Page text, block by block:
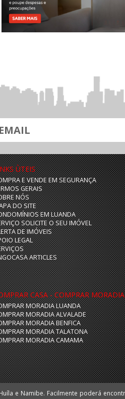
ÙTEIS
E VENDE EM SEGURANÇA
GERAIS
NÓS
DO SITE
EM LUANDA
SOLICITE O SEU IMÓVEL
DE IMÓVEIS
LEGAL
ARTICLES
CASA - COMPRAR MORADIA
MORADIA LUANDA
MORADIA ALVALADE
MORADIA BENFICA
MORADIA TALATONA
MORADIA CAMAMA